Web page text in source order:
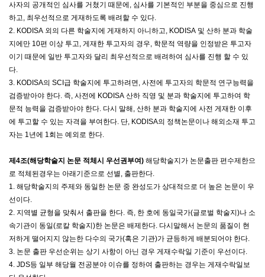
사자의 공개적인 심사를 거쳤기 때문에 , 심사를 기본적인 부분을 중심으로 진행
하고, 최우선적으로 게재하도록 배려할 수 있다.
2. KODISA 외의 다른 학술지에 게재하지 아니하고, KODISA 및 산하 분과 학술
지에만 10편 이상 투고, 게재한 투고자의 경우, 학문적 역량을 인정받은 투고자
이기 때문에 일반 투고자와 달리 최우선적으로 배려하여 심사를 진행 할 수 있
다.
3. KODISA의 SCI 급 학술지에 투고하려면 , 사전에 투고자의 학문적 연구능력을
검증받아야 한다. 즉, 사전에 KODISA 산하 직영 및 분과 학술지에 투고하여 학
문적 능력을 검증받아야 한다. 다시 말해 , 산하 분과 학술지에 사전 게재한 이후
에 투고할 수 있는 자격을 부여한다. 단, KODISA의 정책논문이나 해외소재 투고
자는 1년에 1회는 예외로 한다.
제 4조(해당학술지 논문 적체시 우선권부여) 해당학술지가 논문출판 편수제한으
로 적체된경우는 아래기준으로 선별 , 출판한다.
1. 해당학술지의 주제와 동일한 논문 중 완성도가 상대적으로 더 높은 논문이 우
선이다.
2. 지역별 균형을 맞춰서 출판을 한다. 즉, 한 호에 동일국가(글로벌 학술지 )나 소
속기관이 동일(로칼 학술지 )한 논문은 배제한다. 다시말해서 논문의 품질이 현
저하게 떨어지지 않는한 다수의 국가(혹은 기관)가 균등하게 배분되어야 한다.
3. 논문 출판 우선순위는 상기 사항이 아닌 경우 게재수락일 기준이 우선이다.
4. JDS등 일부 해당월 전공분야 이슈를 정하여 출판하는 경우는 게재수락일보